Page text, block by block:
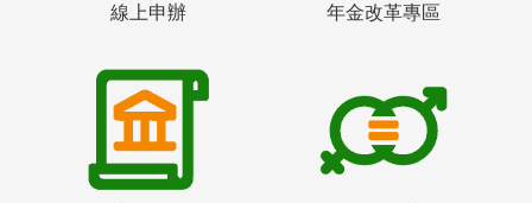
線上申辦 年金改革專區